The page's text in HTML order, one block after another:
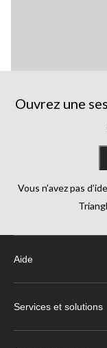
Ouvrez une
Vous n’avez pas
Aide
Services et solutions